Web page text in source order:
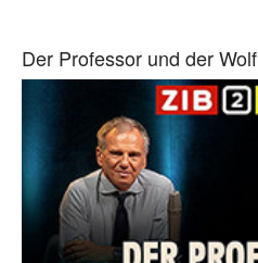
Der Professor und der Wolf